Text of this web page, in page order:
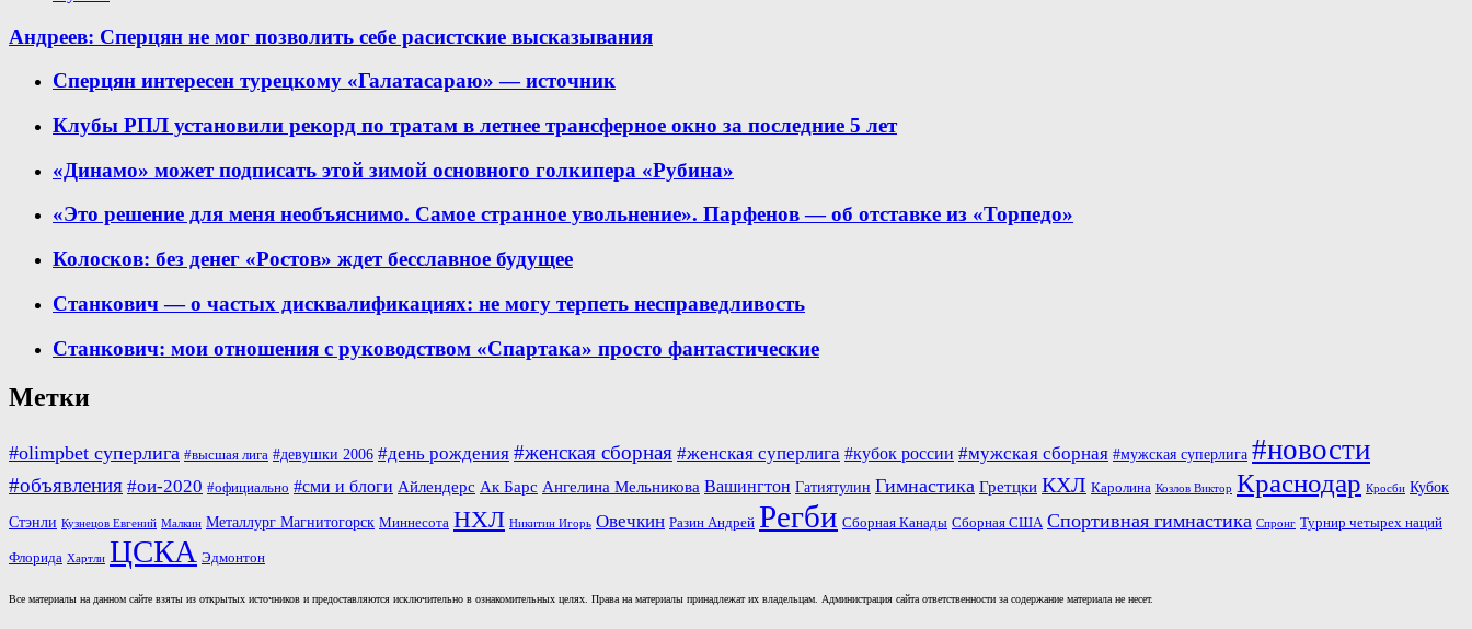
Андреев: Сперцян не мог позволить себе расистские высказывания
Сперцян интересен турецкому «Галатасараю» — источник
Клубы РПЛ установили рекорд по тратам в летнее трансферное окно за последние 5 лет
«Динамо» может подписать этой зимой основного голкипера «Рубина»
«Это решение для меня необъяснимо. Самое странное увольнение». Парфенов — об отставке из «Торпедо»
Колосков: без денег «Ростов» ждет бесславное будущее
Станкович — о частых дисквалификациях: не могу терпеть несправедливость
Станкович: мои отношения с руководством «Спартака» просто фантастические
Метки
#olimpbet суперлига #высшая лига #девушки 2006 #день рождения #женская сборная #женская суперлига #кубок россии #мужская сборная #мужская суперлига #новости
#объявления #ои-2020 #официально #сми и блоги Айлендерс Ак Барс Ангелина Мельникова Вашингтон Гатиятулин Гимнастика Гретцки КХЛ Каролина Козлов Виктор Краснодар Кросби Кубок
Стэнли Кузнецов Евгений Малкин Металлург Магнитогорск Миннесота НХЛ Никитин Игорь Овечкин Разин Андрей Регби Сборная Канады Сборная США Спортивная гимнастика Спронг Турнир четырех наций
Флорида Хартли ЦСКА Эдмонтон
Все материалы на данном сайте взяты из открытых источников и предоставляются исключительно в ознакомительных целях. Права на материалы принадлежат их владельцам. Администрация сайта ответственности за содержание материала не несет.